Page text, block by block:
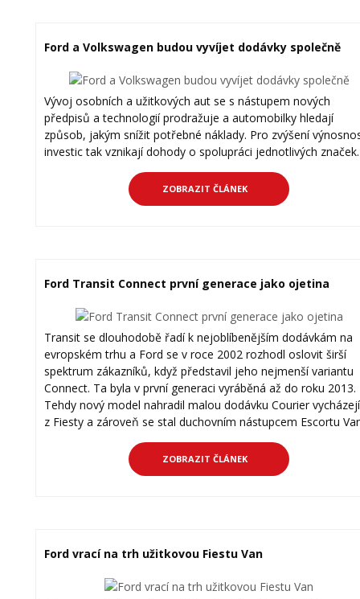
Ford a Volkswagen budou vyvíjet dodávky společně
Vývoj osobních a užitkových aut se s nástupem nových
předpisů a technologií prodražuje a automobilky hledají
způsob, jakým snížit potřebné náklady. Pro zvýšení
investic tak vznikají dohody o spolupráci jednotlivých značek.
ZOBRAZIT ČLÁNEK
Ford Transit Connect první generace jako ojetina
Transit se dlouhodobě řadí k nejoblíbenějším dodávkám na
evropském trhu a Ford se v roce 2002 rozhodl oslovit širší
spektrum zákazníků, když představil jeho nejmenší variantu
Connect. Ta byla v první generaci vyráběná až do roku 2013.
Tehdy nový model nahradil malou dodávku Courier
z Fiesty a zároveň se stal duchovním nástupcem Escortu
ZOBRAZIT ČLÁNEK
Ford vrací na trh užitkovou Fiestu Van